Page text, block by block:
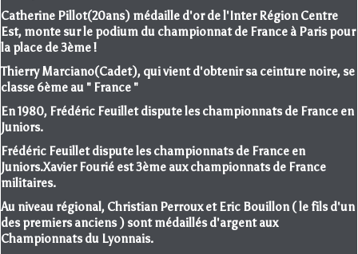
Catherine Pillot(20ans) médaille d'or de l'Inter Région Centre
Est, monte sur le podium du championnat de France à Paris pour
la place de 3ème !
Thierry Marciano(Cadet), qui vient d'obtenir sa ceinture noire, se
classe 6ème au " France "
En 1980, Frédéric Feuillet dispute les championnats de France en
Juniors.
Frédéric Feuillet dispute les championnats de France en
Juniors.Xavier Fourié est 3ème aux championnats de France
militaires.
Au niveau régional, Christian Perroux et Eric Bouillon ( le fils d'un
des premiers anciens ) sont médaillés d'argent aux
Championnats du Lyonnais.